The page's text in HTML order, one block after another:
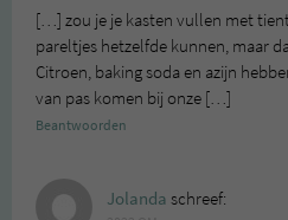
[…] zou je je kasten vullen met
pareltjes hetzelfde kunnen, maar
Citroen, baking soda en azijn
van pas komen bij onze […]
Beantwoorden
Jolanda schreef: